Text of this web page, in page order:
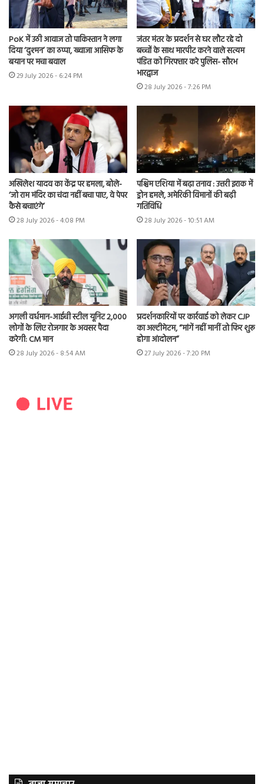
PoK में उठी आवाज तो पाकिस्तान ने लगा
दिया ‘दुश्मन’ का ठप्पा, ख्वाजा आसिफ के
बयान पर मचा बवाल
29 July 2026 - 6:24 PM
जंतर मंतर के प्रदर्शन से घर लौट रहे दो
बच्चों के साथ मारपीट करने वाले सत्यम
पंडित को गिरफ्तार करे पुलिस- सौरभ
भारद्वाज
28 July 2026 - 7:26 PM
अखिलेश यादव का केंद्र पर हमला, बोले-
‘जो राम मंदिर का चंदा नहीं बचा पाए, वे पेपर
कैसे बचाएंगे’
28 July 2026 - 4:08 PM
पश्चिम एशिया में बढ़ा तनाव : उत्तरी इराक में
ड्रोन हमले, अमेरिकी विमानों की बढ़ी
गतिविधि
28 July 2026 - 10:51 AM
अगली वर्धमान-आईची स्टील यूनिट 2,000
लोगों के लिए रोजगार के अवसर पैदा
करेगी: CM मान
28 July 2026 - 8:54 AM
प्रदर्शनकारियों पर कार्रवाई को लेकर CJP
का अल्टीमेटम, “मांगें नहीं मानीं तो फिर शुरू
होगा आंदोलन”
27 July 2026 - 7:20 PM